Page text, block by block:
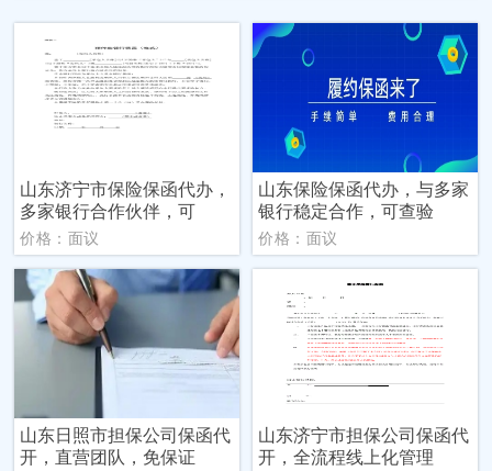
山东济宁市保险保函代办，
多家银行合作伙伴，可
价格：面议
山东保险保函代办，与多家
银行稳定合作，可查验
价格：面议
山东日照市担保公司保函代
开，直营团队，免保证
山东济宁市担保公司保函代
开，全流程线上化管理